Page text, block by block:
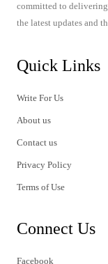
committed to
the latest updates and
Quick Links
Write For Us
About us
Contact us
Privacy Policy
Terms of Use
Connect Us
Facebook